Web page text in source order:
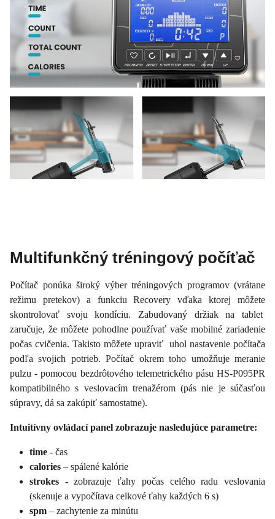
Multifunkčný tréningový počíťač
Počítač ponúka široký výber tréningových programov (vrátane
režimu pretekov) a funkciu Recovery vďaka ktorej môžete
skontrolovať svoju kondíciu. Zabudovaný držiak na tablet
zaručuje, že môžete pohodlne používať vaše mobilné zariadenie
počas cvičenia. Takisto môžete upraviť uhol nastavenie počítača
podľa svojich potrieb. Počítač okrem toho umožňuje meranie
pulzu - pomocou bezdrôtového telemetrického pásu HS-P095PR
kompatibilného s veslovacím trenažérom (pás nie je súčasťou
súpravy, dá sa zakúpiť samostatne).
Intuitívny ovládací panel zobrazuje nasledujúce parametre:
time - čas
calories – spálené kalórie
strokes - zobrazuje ťahy počas celého radu veslovania
(skenuje a vypočítava celkové ťahy každých 6 s)
spm – zachytenie za minútu